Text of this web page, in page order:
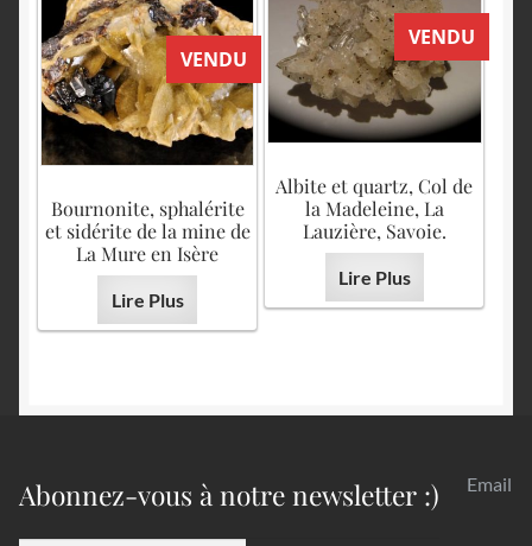
VENDU
Albite et quartz, Col de
la Madeleine, La
Lauzière, Savoie.
Lire Plus
VENDU
Bournonite, sphalérite
et sidérite de la mine de
La Mure en Isère
Lire Plus
Abonnez-vous à notre newsletter :) Email